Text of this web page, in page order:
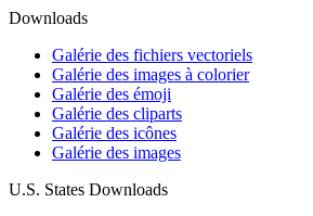
Downloads
Galérie des fichiers vectoriels
Galérie des images à colorier
Galérie des émoji
Galérie des cliparts
Galérie des icônes
Galérie des images
U.S. States Downloads